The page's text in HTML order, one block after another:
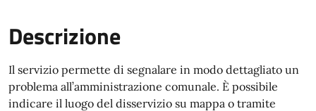
Descrizione
Il servizio permette di segnalare in modo dettagliato un
problema all’amministrazione comunale. È possibile
indicare il luogo del disservizio su mappa o tramite